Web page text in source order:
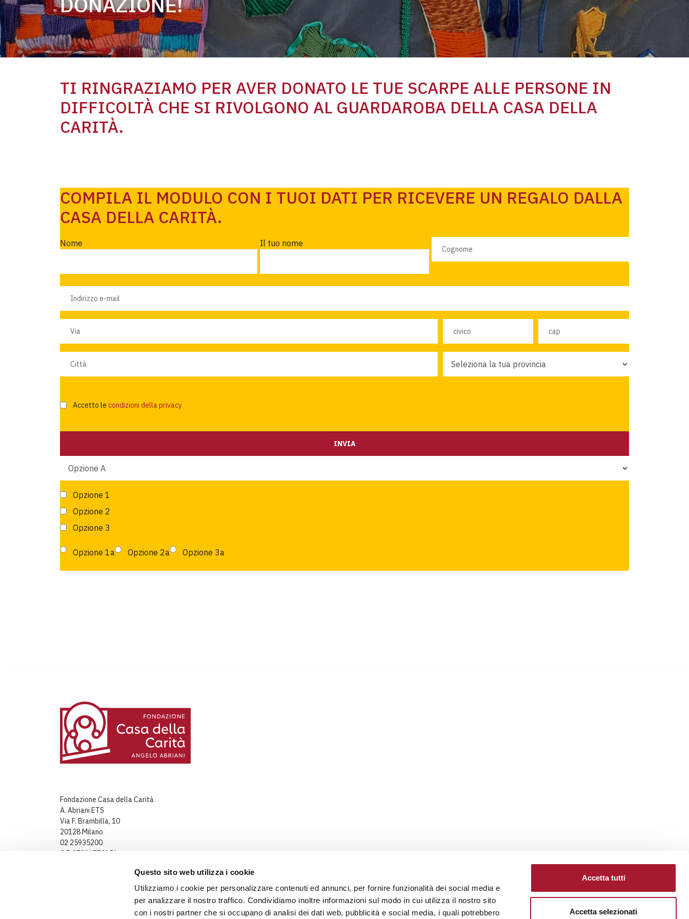
Questo sito web utilizza i cookie
Utilizziamo i cookie per personalizzare contenuti ed annunci, per fornire funzionalità dei social media e
per analizzare il nostro traffico. Condividiamo inoltre informazioni sul modo in cui utilizza il nostro sito
con i nostri partner che si occupano di analisi dei dati web, pubblicità e social media, i quali potrebbero
Accetta tutti
Accetta selezionati
TI RINGRAZIAMO PER AVER DONATO LE TUE SCARPE ALLE PERSONE IN
DIFFICOLTÀ CHE SI RIVOLGONO AL GUARDAROBA DELLA CASA DELLA
CARITÀ.
COMPILA IL MODULO CON I TUOI DATI PER RICEVERE UN REGALO DALLA
CASA DELLA CARITÀ.
Nome Il tuo nome
Accetto le condizioni della privacy
Opzione 1
Opzione 2
Opzione 3
Opzione 1a Opzione 2a Opzione 3a
Fondazione Casa della Carità
A. Abriani ETS
Via F. Brambilla, 10
20128 Milano
02 25935200
C.F. 97316770151